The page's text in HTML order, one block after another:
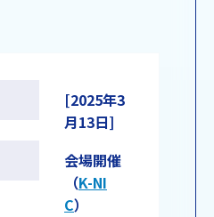
[2025年3
月13日]
会場開催
（K-NI
C）